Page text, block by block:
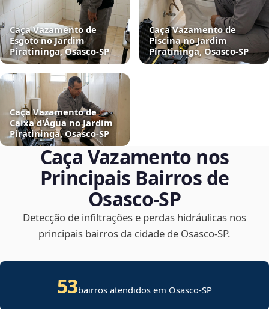
Caça Vazamento de
Esgoto no Jardim
Piratininga, Osasco‑SP
Caça Vazamento de
Piscina no Jardim
Piratininga, Osasco‑SP
Caça Vazamento de
Caixa d'Água no Jardim
Piratininga, Osasco‑SP
Caça Vazamento nos
Principais Bairros de
Osasco‑SP
Detecção de infiltrações e perdas hidráulicas nos
principais bairros da cidade de Osasco‑SP.
53bairros atendidos em Osasco-SP